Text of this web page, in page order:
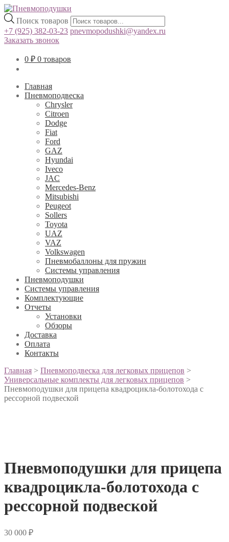
Поиск товаров
+7 (925) 382-03-23 pnevmopodushki@yandex.ru
Заказать звонок
0 ₽ 0 товаров
Главная
Пневмоподвеска
Chrysler
Citroen
Dodge
Fiat
Ford
GAZ
Hyundai
Iveco
JAC
Mercedes-Benz
Mitsubishi
Peugeot
Sollers
Toyota
UAZ
VAZ
Volkswagen
Пневмобаллоны для пружин
Системы управления
Пневмоподушки
Системы управления
Комплектующие
Отчеты
Установки
Обзоры
Доставка
Оплата
Контакты
Главная > Пневмоподвеска для легковых прицепов >
Универсальные комплекты для легковых прицепов >
Пневмоподушки для прицепа квадроцикла-болотохода с
рессорной подвеской
Пневмоподушки для прицепа
квадроцикла-болотохода с
рессорной подвеской
30 000 ₽